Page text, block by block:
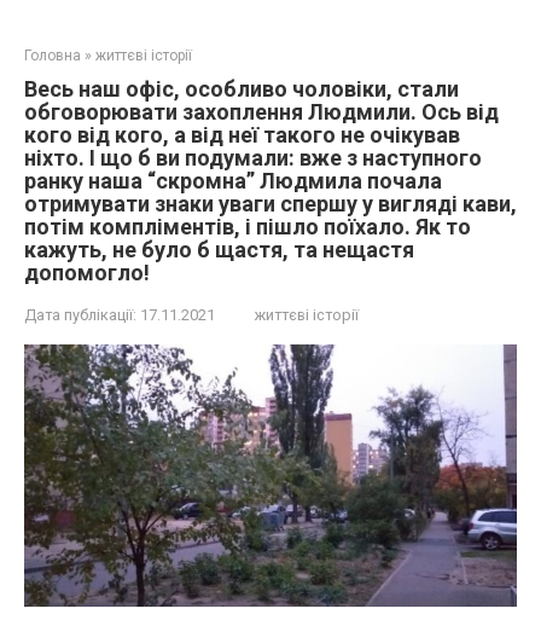
Головна » життєві історії
Весь наш офіс, особливо чоловіки, стали
обговорювати захоплення Людмили. Ось від
кого від кого, а від неї такого не очікував
ніхто. І що б ви подумали: вже з наступного
ранку наша “скромна” Людмила почала
отримувати знаки уваги спершу у вигляді кави,
потім компліментів, і пішло поїхало. Як то
кажуть, не було б щастя, та нещастя
допомогло!
Дата публікації: 17.11.2021 життєві історії